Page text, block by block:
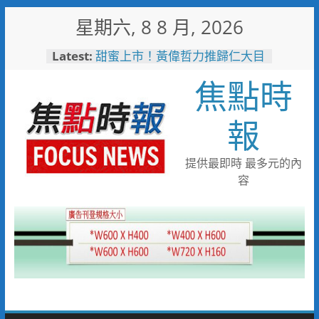
星期六, 8 8 月, 2026
Latest: 甜蜜上市！黃偉哲力推歸仁大目
臺鐵高雄機廠變身全台最大免費
樂園 陳其邁:保存百年產業記
憶！
「火車醫院」變身親子天堂！高
雄親子遊樂園開幕首日人潮爆棚
「高雄親子樂園」爆紅！全臺最
大免費園區首日吸三萬人朝聖
起於無心成於熱愛 王貴嬋現代
水墨個展
焦點時
報
提供最即時 最多元的內
容